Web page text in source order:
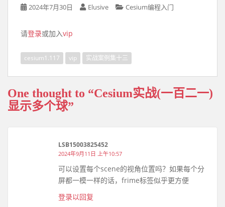
2024年7月30日 Elusive Cesium编程入门
请登录或加入vip
cesium1.117 vip 实战案例集十三
One thought to “Cesium实战(一百二一)
显示多个球”
LSB15003825452
2024年9月11日 上午10:57
可以设置每个scene的视角位置吗？如果每个分
屏都一模一样的话，frime标签似乎更方便
登录以回复